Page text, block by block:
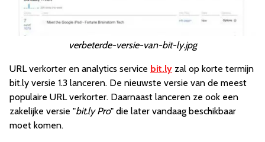
verbeterde-versie-van-bit-ly.jpg
URL verkorter en analytics service bit.ly zal op korte termijn
bit.ly versie 1.3 lanceren. De nieuwste versie van de meest
populaire URL verkorter. Daarnaast lanceren ze ook een
zakelijke versie "bit.ly Pro" die later vandaag beschikbaar
moet komen.